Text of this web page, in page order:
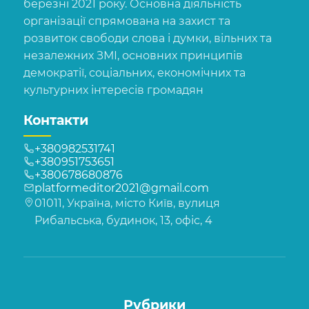
березні 2021 року. Основна діяльність
організації спрямована на захист та
розвиток свободи слова і думки, вільних та
незалежних ЗМІ, основних принципів
демократії, соціальних, економічних та
культурних інтересів громадян
Контакти
+380982531741
+380951753651
+380678680876
platformeditor2021@gmail.com
01011, Україна, місто Київ, вулиця
Рибальська, будинок, 13, офіс, 4
Рубрики